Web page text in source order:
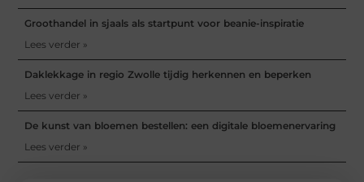
Groothandel in sjaals als startpunt voor beanie-inspiratie
Lees verder »
Daklekkage in regio Zwolle tijdig herkennen en beperken
Lees verder »
De kunst van bloemen bestellen: een digitale bloemenervaring
Lees verder »